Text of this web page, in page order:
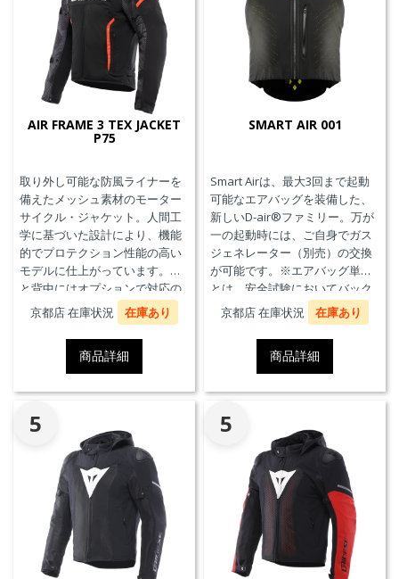
AIR FRAME 3 TEX JACKET
P75
取り外し可能な防風ライナーを
備えたメッシュ素材のモーター
サイクル・ジャケット。人間工
学に基づいた設計により、機能
的でプロテクション性能の高い
モデルに仕上がっています。胸
と背中にはオプションで対応の
プロテクターを装着することが
できます。また、防水の内ポケ
ット、EN17092クラスA認証、パ
ンツと接続可能なファスナーを
備えています。
京都店 在庫状況 在庫あり
商品詳細
SMART AIR 001
Smart Airは、最大3回まで起動
可能なエアバッグを装備した、
新しいD-air®ファミリー。万が
一の起動時には、ご自身でガス
ジェネレーター（別売）の交換
が可能です。※エアバッグ単体
とは、安全試験においてバック
プロテクターとの併用を必要と
せず、エアバッグことを指しま
京都店 在庫状況 在庫あり
商品詳細
5 5